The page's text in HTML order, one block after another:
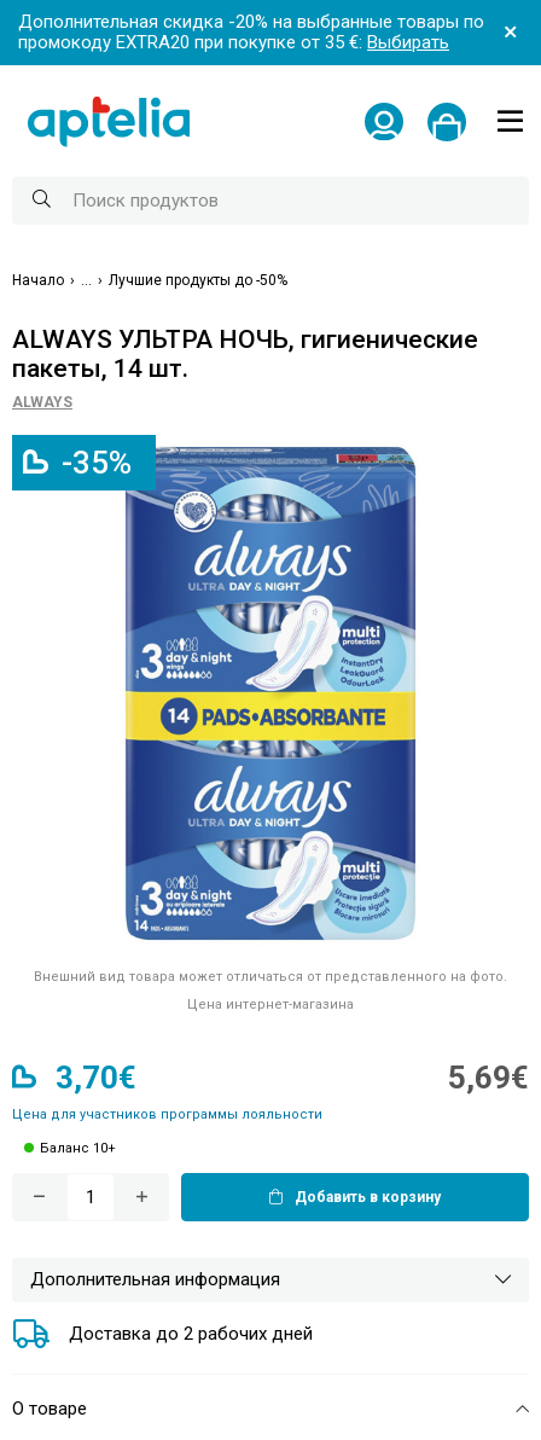
Дополнительная скидка -20% на выбранные товары по
промокоду EXTRA20 при покупке от 35 €: Выбирать
Начало Лучшие продукты до -50%
ALWAYS УЛЬТРА НОЧЬ, гигиенические
пакеты, 14 шт.
ALWAYS
-35%
Внешний вид товара может отличаться от представленного на фото.
Цена интернет-магазина
3,70€
Цена для участников программы лояльности
5,69€
Баланс 10+
Добавить в корзину
Дополнительная информация
Доставка до 2 рабочих дней
О товаре